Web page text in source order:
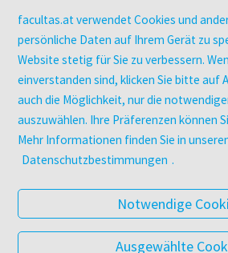
Zeitschriften
Digitale Angebote
Über facultas
facultas
Datenschutz &
AGB
Barrierefreiheit
facultas.at verwendet Cookies und
persönliche Daten auf Ihrem Gerät zu
Website stetig für Sie zu verbessern.
einverstanden sind, klicken Sie bitte auf
auch die Möglichkeit, nur die
auszuwählen. Ihre Präferenzen können
Mehr Informationen finden Sie in
Datenschutzbestimmungen .
Notwendige
Ausgewählte